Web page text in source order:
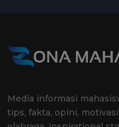
Media informasi
tips, fakta, opini,